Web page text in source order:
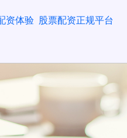
资体验 股票配资正规平台